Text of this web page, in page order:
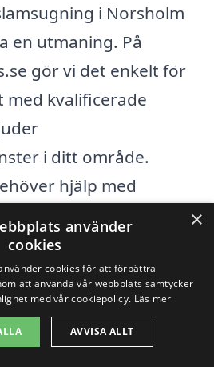
i Norsholm
en utmaning. På
gör vi det enkelt för
kvalificerade
i ditt område.
hjälp med
kan du snabbt få flera
olika leverantörer.
finns det flera
där du också kan hitta
×
använder
cookies
cookies för att förbättra
att använda vår webbplats samtycker
med vår cookiepolicy. Läs mer
AVVISA ALLT